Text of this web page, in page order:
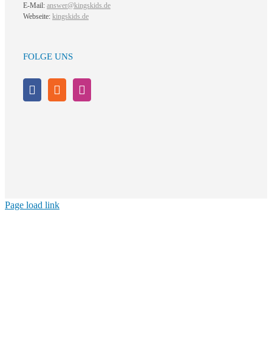
E-Mail: answer@kingskids.de
Webseite: kingskids.de
FOLGE UNS
Page load link